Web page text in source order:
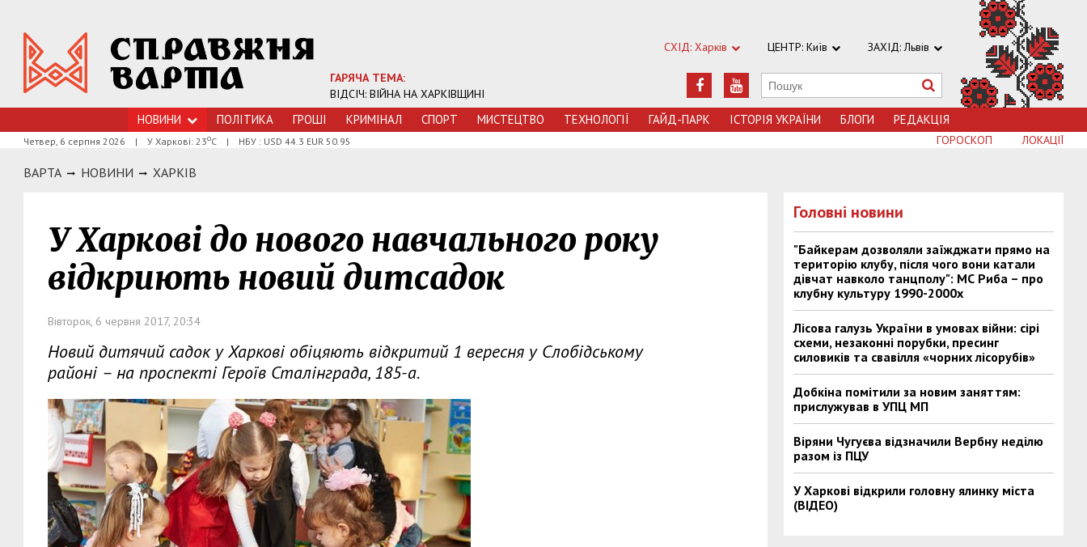
ГАРЯЧА ТЕМА:
ВІДСІЧ: ВІЙНА НА ХАРКІВЩИНІ
СХІД: Харків ЦЕНТР: Київ ЗАХІД: Львів
НОВИНИ ПОЛІТИКА ГРОШI КРИМIНАЛ СПОРТ МИСТЕЦТВО ТЕХНОЛОГIЇ ГАЙД-ПАРК ІСТОРІЯ УКРАЇНИ БЛОГИ РЕДАКЦІЯ
Четвер, 6 серпня 2026 | У Харкові: 23оС | НБУ : USD 44.3 EUR 50.95 ЛОКАЦІЇ
ГОРОСКОП
ВАРТА НОВИНИ ХАРКIВ
У Харкові до нового навчального року
відкриють новий дитсадок
Вівторок, 6 червня 2017, 20:34
Новий дитячий садок у Харкові обіцяють відкритий 1 вересня у Слобідському
районі – на проспекті Героїв Сталінграда, 185-а.
Головні новини
"Байкерам дозволяли заїжджати прямо на
територію клубу, після чого вони катали
дівчат навколо танцполу": МС Риба – про
клубну культуру 1990-2000х
Лісова галузь України в умовах війни: сірі
схеми, незаконні порубки, пресинг
силовиків та свавілля «чорних лісорубів»
Добкіна помітили за новим заняттям:
прислужував в УПЦ МП
Віряни Чугуєва відзначили Вербну неділю
разом із ПЦУ
У Харкові відкрили головну ялинку міста
(ВІДЕО)